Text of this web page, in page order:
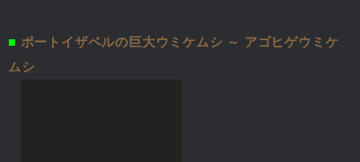
■ ポートイザベルの巨大ウミケムシ ～ アゴヒゲウミケ
ムシ